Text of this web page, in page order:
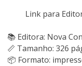
Link para
📚 Editora: Nova
📏 Tamanho: 326
📦 Formato: